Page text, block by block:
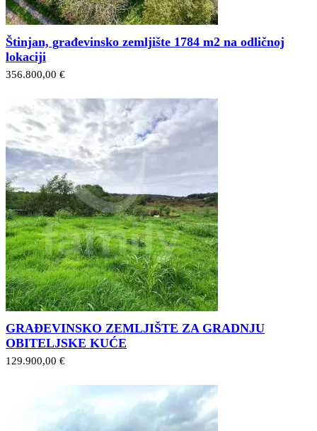
Štinjan, građevinsko zemljište 1784 m2 na odličnoj
lokaciji
356.800,00 €
GRAĐEVINSKO ZEMLJIŠTE ZA GRADNJU
OBITELJSKE KUĆE
129.900,00 €